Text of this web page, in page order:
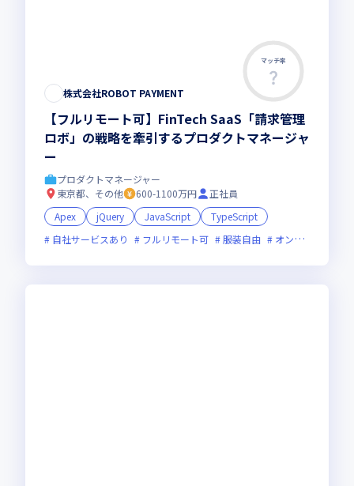
マッチ率
株式会社ROBOT PAYMENT
【フルリモート可】FinTech SaaS「請求管理
ロボ」の戦略を牽引するプロダクトマネージャ
ー
プロダクトマネージャー
東京都、その他
600-1100万円
正社員
Apex
jQuery JavaScript
TypeScript
自社サービスあり
フルリモート可 服装自由 オンライン選考可